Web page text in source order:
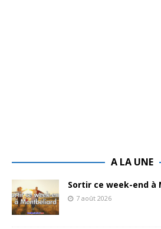
A LA UNE
Sortir ce week-end à
7 août 2026